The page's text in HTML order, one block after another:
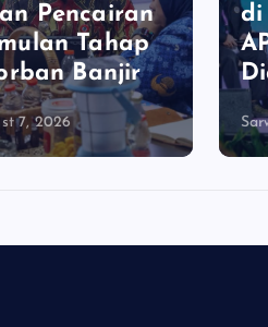
Pencairan
Tahap
Banjir
7, 2026
di